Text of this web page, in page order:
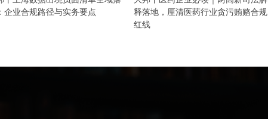
企业合规路径与实务要点
释落地，厘清医药行业贪污贿赂合规
红线